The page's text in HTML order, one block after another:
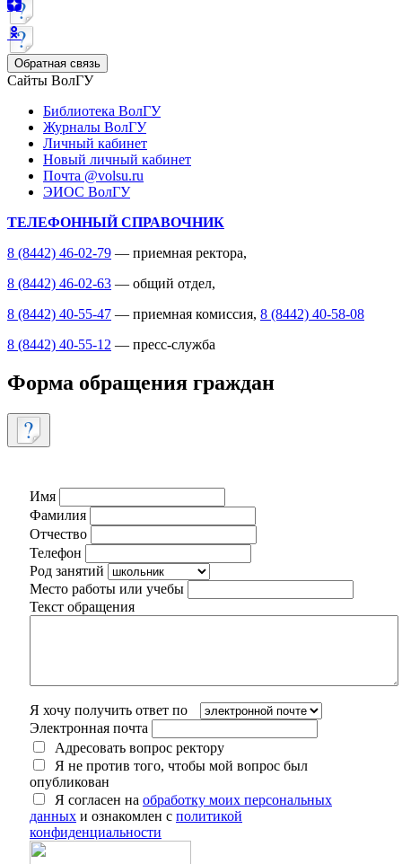
Обратная связь
Сайты ВолГУ
Библиотека ВолГУ
Журналы ВолГУ
Личный кабинет
Новый личный кабинет
Почта @volsu.ru
ЭИОС ВолГУ
ТЕЛЕФОННЫЙ СПРАВОЧНИК
8 (8442) 46-02-79 — приемная ректора,
8 (8442) 46-02-63 — общий отдел,
8 (8442) 40-55-47 — приемная комиссия, 8 (8442) 40-58-08
8 (8442) 40-55-12 — пресс-служба
Форма обращения граждан
Имя
Фамилия
Отчество
Телефон
Род занятий
Место работы или учебы
Текст обращения
Я хочу получить ответ по
Электронная почта
Адресовать вопрос ректору
Я не против того, чтобы мой вопрос был
опубликован
Я согласен на обработку моих персональных
данных и ознакомлен с политикой
конфиденциальности